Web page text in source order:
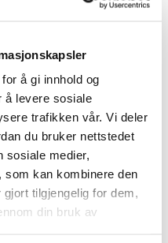
å gi innhold og
å levere sosiale
trafikken vår. Vi deler
du bruker nettstedet
sosiale medier,
som kan kombinere den
tilgjengelig for dem,
din bruk av